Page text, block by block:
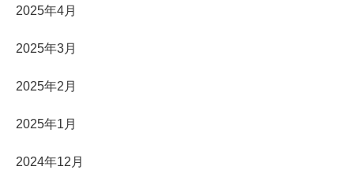
2025年4月
2025年3月
2025年2月
2025年1月
2024年12月